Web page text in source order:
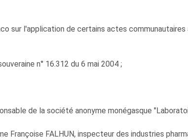
sur l'application de certains actes
n° 16.312 du 6 mai 2004 ;
de la société anonyme monégasque
FALHUN, inspecteur des industries